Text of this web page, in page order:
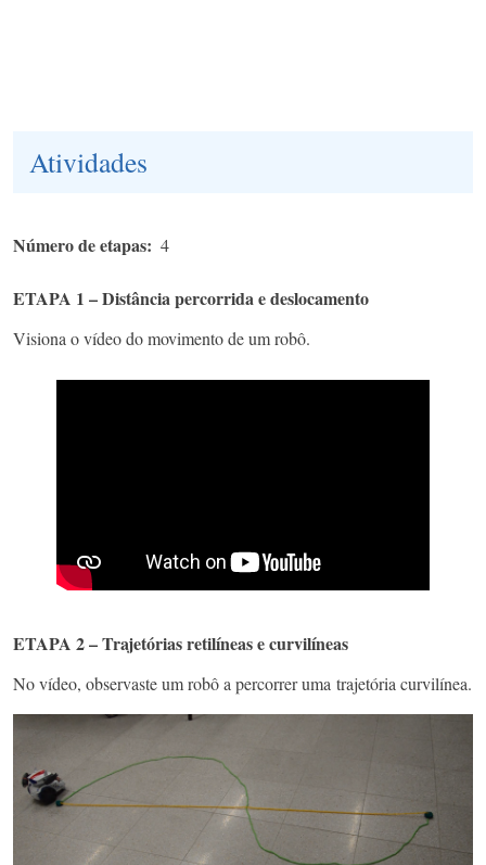
Atividades
Número de etapas 4
ETAPA 1 – Distância percorrida e deslocamento
Visiona o vídeo do movimento de um robô.
ETAPA 2 – Trajetórias retilíneas e curvilíneas
No vídeo, observaste um robô a percorrer uma trajetória curvilínea.